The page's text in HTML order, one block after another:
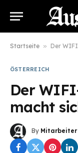
Startseite » Der
ÖSTERREICH
Der
macht
By Mitarbeiter